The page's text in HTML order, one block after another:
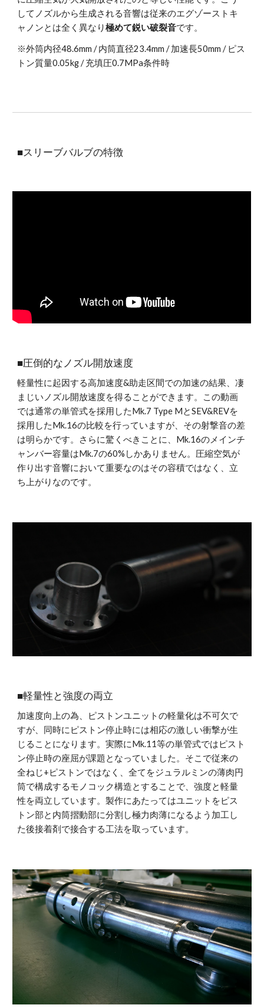
してノズルから生成される音響は従来のエグゾーストキ
ャノンとは全く異なり極めて鋭い破裂音です。
※外筒内径48.6mm / 内筒直径23.4mm / 加速長50mm / ピス
トン質量0.05kg / 充填圧0.7MPa条件時
■スリーブバルブの特徴
■圧倒的なノズル開放速度
軽量性に起因する高加速度&助走区間での加速の結果、凄
まじいノズル開放速度を得ることができます。この動画
では通常の単管式を採用したMk.7 Type MとSEV&REVを
採用したMk.16の比較を行っていますが、その射撃音の差
は明らかです。さらに驚くべきことに、Mk.16のメインチ
ャンバー容量はMk.7の60%しかありません。圧縮空気が
作り出す音響において重要なのはその容積ではなく、立
ち上がりなのです。
■軽量性と強度の両立
加速度向上の為、ピストンユニットの軽量化は不可欠で
すが、同時にピストン停止時には相応の激しい衝撃が生
じることになります。実際にMk.11等の単管式ではピスト
ン停止時の座屈が課題となっていました。そこで従来の
全ねじ+ピストンではなく、全てをジュラルミンの薄肉円
筒で構成するモノコック構造とすることで、強度と軽量
性を両立しています。製作にあたってはユニットをピス
トン部と内筒摺動部に分割し極力肉薄になるよう加工し
た後接着剤で接合する工法を取っています。